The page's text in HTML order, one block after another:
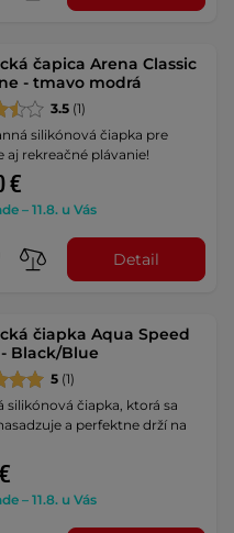
čapica Arena Classic
- tmavo modrá
3.5 (1)
silikónová čiapka pre
aj rekreačné plávanie!
€
– 11.8. u Vás
Detail
čiapka Aqua Speed
Black/Blue
5 (1)
silikónová čiapka, ktorá sa
a perfektne drží na
– 11.8. u Vás